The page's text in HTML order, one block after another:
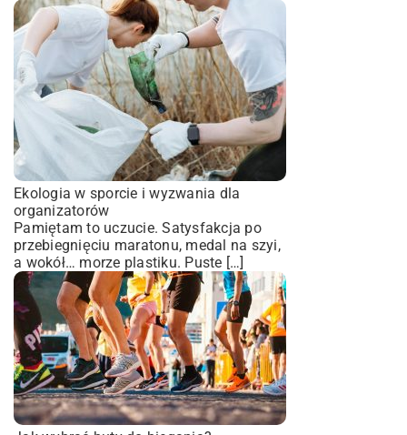
Ekologia w sporcie i wyzwania dla
organizatorów
Pamiętam to uczucie. Satysfakcja po
przebiegnięciu maratonu, medal na szyi,
a wokół… morze plastiku. Puste […]